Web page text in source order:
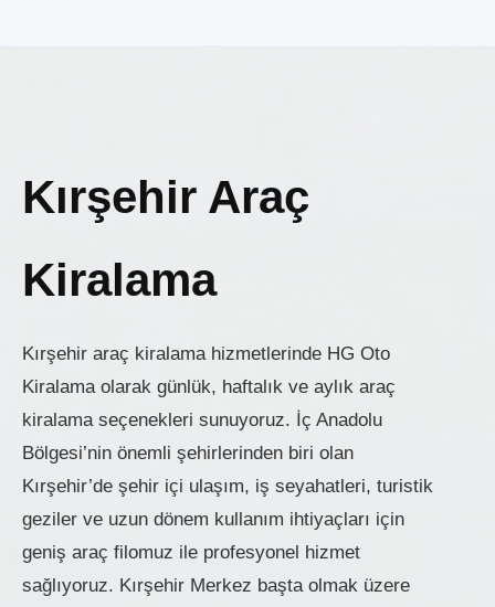
Kırşehir Araç
Kiralama
Kırşehir araç kiralama hizmetlerinde HG Oto
Kiralama olarak günlük, haftalık ve aylık araç
kiralama seçenekleri sunuyoruz. İç Anadolu
Bölgesi’nin önemli şehirlerinden biri olan
Kırşehir’de şehir içi ulaşım, iş seyahatleri, turistik
geziler ve uzun dönem kullanım ihtiyaçları için
geniş araç filomuz ile profesyonel hizmet
sağlıyoruz. Kırşehir Merkez başta olmak üzere